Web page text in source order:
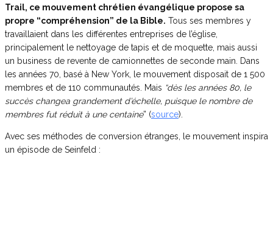
Trail, ce mouvement chrétien évangélique propose sa
propre “compréhension” de la Bible. Tous ses membres y
travaillaient dans les différentes entreprises de l’église,
principalement le nettoyage de tapis et de moquette, mais aussi
un business de revente de camionnettes de seconde main. Dans
les années 70, basé à New York, le mouvement disposait de 1 500
membres et de 110 communautés. Mais “dès les années 80, le
succès changea grandement d’échelle, puisque le nombre de
membres fut réduit à une centaine” (source).
Avec ses méthodes de conversion étranges, le mouvement inspira
un épisode de Seinfeld :